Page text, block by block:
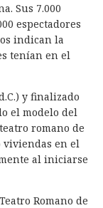
Sus 7.000
espectadores
indican la
tenían en el
y finalizado
el modelo del
romano de
viviendas en el
al iniciarse
Romano de